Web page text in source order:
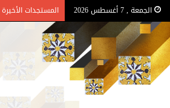
الجمعة , 7 أغسطس 2026 المستجدات الأخيرة